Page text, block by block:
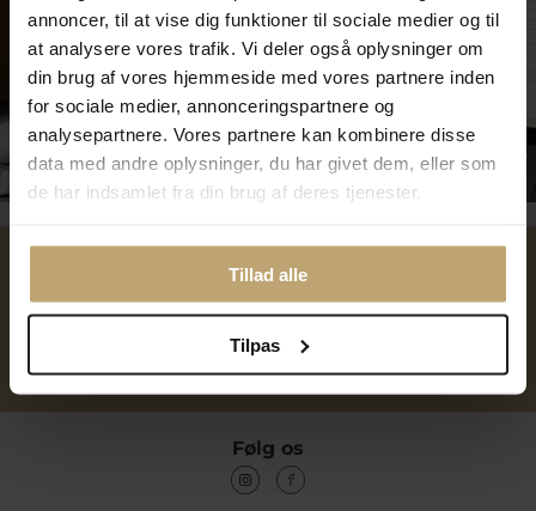
annoncer, til at vise dig funktioner til sociale medier og til
at analysere vores trafik. Vi deler også oplysninger om
din brug af vores hjemmeside med vores partnere inden
for sociale medier, annonceringspartnere og
analysepartnere. Vores partnere kan kombinere disse
data med andre oplysninger, du har givet dem, eller som
de har indsamlet fra din brug af deres tjenester.
Tillad alle
Tilpas
Tilmeld dig kundeklubben
ure
Følg os